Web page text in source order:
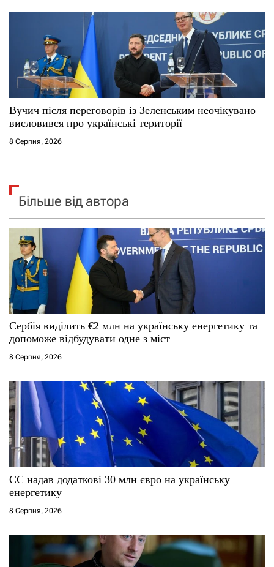
Вучич після переговорів із Зеленським неочікувано
висловився про українські території
8 Серпня, 2026
Більше від автора
Сербія виділить €2 млн на українську енергетику та
допоможе відбудувати одне з міст
8 Серпня, 2026
ЄС надав додаткові 30 млн євро на українську
енергетику
8 Серпня, 2026